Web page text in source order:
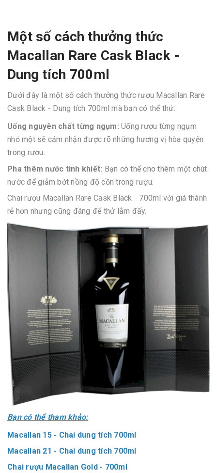
Một số cách thưởng thức
Macallan Rare Cask Black -
Dung tích 700ml
Dưới đây là một số cách thưởng thức rượu Macallan Rare
Cask Black - Dung tích 700ml mà bạn có thể thử:
Uống nguyên chất từng ngụm: Uống rượu từng ngụm
nhỏ một sẽ cảm nhận được rõ những hương vị hòa quyện
trong rượu.
Pha thêm nước tinh khiết: Bạn có thể cho thêm một chút
nước để giảm bớt nồng độ cồn trong rượu.
Chai rượu Macallan Rare Cask Black - 700ml với giá thành
rẻ hơn nhưng cũng đáng để thử lắm đấy.
Bạn có thể tham khảo:
Macallan 15 - Chai dung tích 700ml
Macallan 21 - Chai dung tích 700ml
Chai rượu Macallan Gold - 700ml